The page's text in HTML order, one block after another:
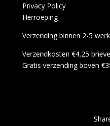
Privacy Policy
Herroeping
Verzending binnen 2-5
Verzendkosten €4,25
Gratis verzending boven